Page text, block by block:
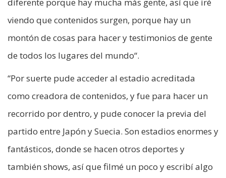
viendo que contenidos surgen, porque hay un
montón de cosas para hacer y testimonios de gente
de todos los lugares del mundo“.
“Por suerte pude acceder al estadio acreditada
como creadora de contenidos, y fue para hacer un
recorrido por dentro, y pude conocer la previa del
partido entre Japón y Suecia. Son estadios enormes y
fantásticos, donde se hacen otros deportes y
también shows, así que filmé un poco y escribí algo